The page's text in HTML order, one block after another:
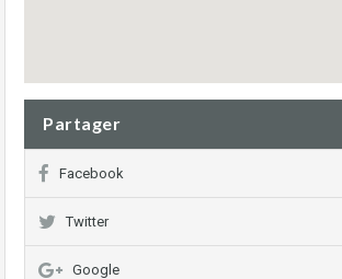
Partager
Facebook
Twitter
Google